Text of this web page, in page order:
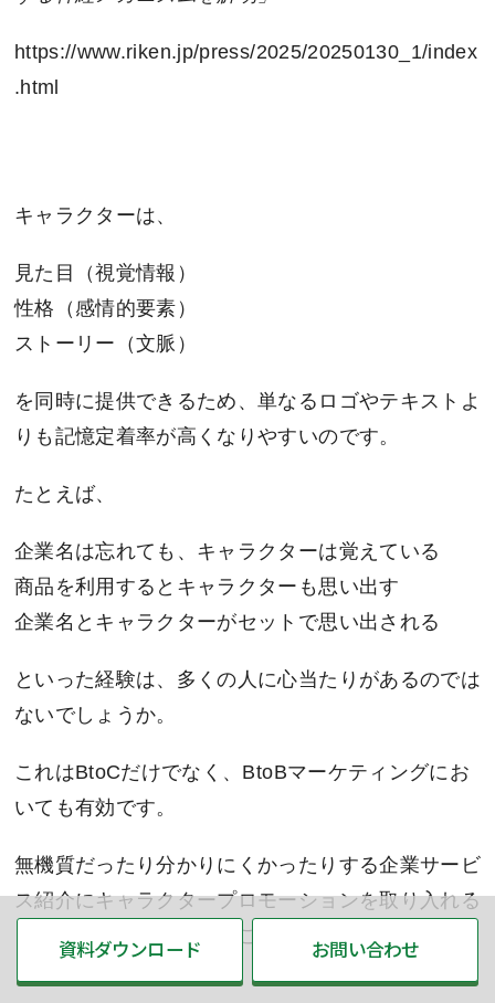
https://www.riken.jp/press/2025/20250130_1/index
.html
キャラクターは、
見た目（視覚情報）
性格（感情的要素）
ストーリー（文脈）
を同時に提供できるため、単なるロゴやテキストよ
りも記憶定着率が高くなりやすいのです。
たとえば、
企業名は忘れても、キャラクターは覚えている
商品を利用するとキャラクターも思い出す
企業名とキャラクターがセットで思い出される
といった経験は、多くの人に心当たりがあるのでは
ないでしょうか。
これはBtoCだけでなく、BtoBマーケティングにお
いても有効です。
無機質だったり分かりにくかったりする企業サービ
ス紹介にキャラクタープロモーションを取り入れる
ことで、認知率を高めることが可能になります。
資料ダウンロード お問い合わせ